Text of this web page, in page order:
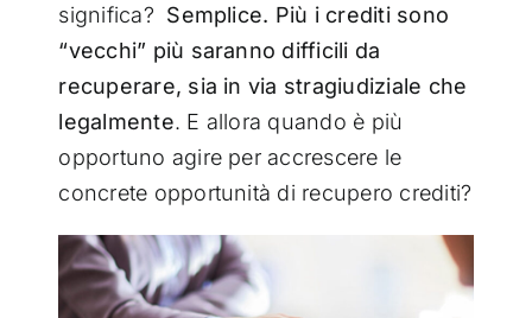
significa? Semplice. Più i crediti sono
“vecchi” più saranno difficili da
recuperare, sia in via stragiudiziale che
legalmente. E allora quando è più
opportuno agire per accrescere le
concrete opportunità di recupero crediti?